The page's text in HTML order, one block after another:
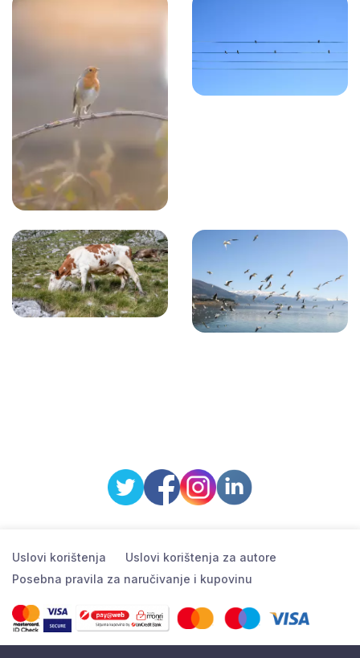
Uslovi korištenja
Uslovi korištenja za autore
Posebna pravila za naručivanje i kupovinu